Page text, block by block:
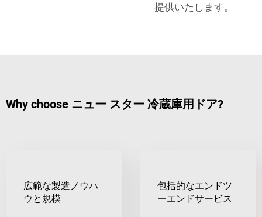
提供いたします。
Why choose ニュー スター 冷蔵庫用ドア?
広範な製造ノウハ
ウと規模
包括的なエンドツ
ーエンドサービス